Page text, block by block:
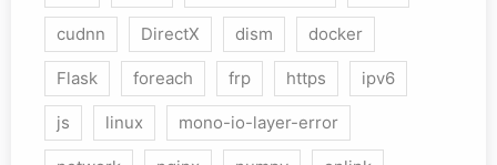
cudnn DirectX dism docker
Flask foreach frp https ipv6
js linux mono-io-layer-error